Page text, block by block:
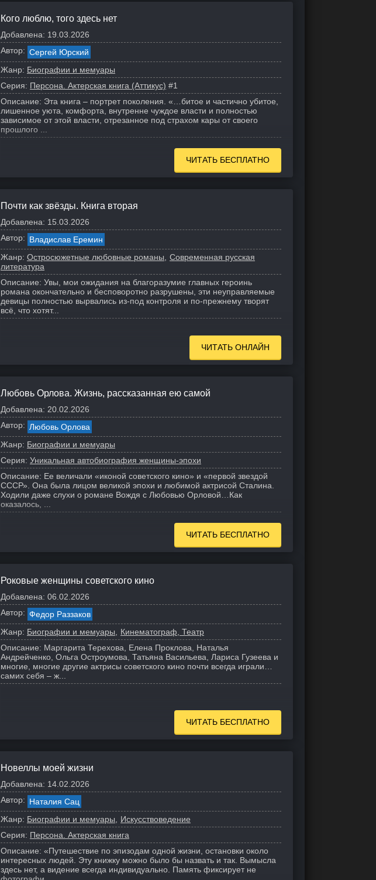
Кого люблю, того здесь нет
Добавлена: 19.03.2026
Автор: Сергей Юрский
Жанр: Биографии и мемуары
Серия: Персона. Актерская книга (Аттикус) #1
Описание: Эта книга – портрет поколения. «…битое и частично убитое,
лишенное уюта, комфорта, внутренне чуждое власти и полностью
зависимое от этой власти, отрезанное под страхом кары от своего
прошлого ...
ЧИТАТЬ БЕСПЛАТНО
Почти как звёзды. Книга вторая
Добавлена: 15.03.2026
Автор: Владислав Еремин
Жанр: Остросюжетные любовные романы
Современная русская
литература
Описание: Увы, мои ожидания на благоразумие главных героинь
романа окончательно и бесповоротно разрушены, эти неуправляемые
девицы полностью вырвались из-под контроля и по-прежнему творят
всё, что хотят...
ЧИТАТЬ ОНЛАЙН
Любовь Орлова. Жизнь, рассказанная ею самой
Добавлена: 20.02.2026
Автор: Любовь Орлова
Жанр: Биографии и мемуары
Серия: Уникальная автобиография женщины-эпохи
Описание: Ее величали «иконой советского кино» и «первой звездой
СССР». Она была лицом великой эпохи и любимой актрисой Сталина.
Ходили даже слухи о романе Вождя с Любовью Орловой… Как
оказалось, ...
ЧИТАТЬ БЕСПЛАТНО
Роковые женщины советского кино
Добавлена: 06.02.2026
Автор: Федор Раззаков
Жанр: Биографии и мемуары
Кинематограф, Театр
Описание: Маргарита Терехова, Елена Проклова, Наталья
Андрейченко, Ольга Остроумова, Татьяна Васильева, Лариса Гузеева и
многие, многие другие актрисы советского кино почти всегда играли…
самих себя – ж...
ЧИТАТЬ БЕСПЛАТНО
Новеллы моей жизни
Добавлена: 14.02.2026
Автор: Наталия Сац
Жанр: Биографии и мемуары
Искусствоведение
Серия: Персона. Актерская книга
Описание: «Путешествие по эпизодам одной жизни, остановки около
интересных людей. Эту книжку можно было бы назвать и так. Вымысла
здесь нет, а видение всегда индивидуально. Память фиксирует не